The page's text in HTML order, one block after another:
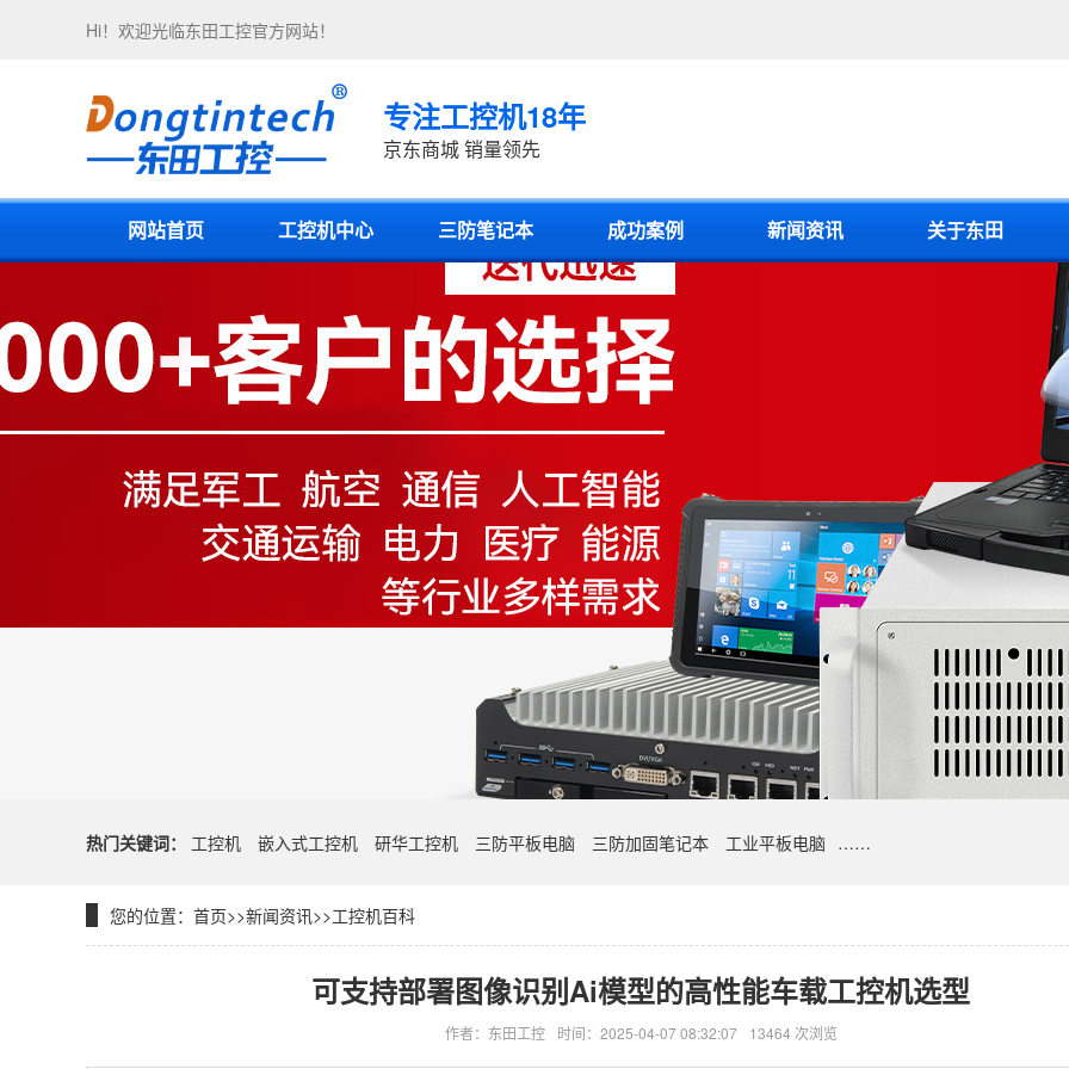
Hi！欢迎光临东田工控官方网站！
专注工控机18年
京东商城 销量领先
网站首页 工控机中心 三防笔记本 成功案例 新闻资讯 关于东田
热门关键词： 工控机 嵌入式工控机 研华工控机 三防平板电脑 三防加固笔记本 工业平板电脑 ……
您的位置： 首页>>新闻资讯>>工控机百科
可支持部署图像识别Ai模型的高性能车载工控机选型
作者：东田工控 时间：2025-04-07 08:32:07 13464 次浏览